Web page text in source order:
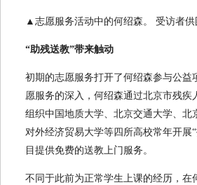
▲志愿服务活动中的何绍森。 受访者供
“助残送教”带来触动
初期的志愿服务打开了何绍森参与公益
愿服务的深入，何绍森通过北京市残疾
组织中国地质大学、北京交通大学、北
对外经济贸易大学等四所高校常年开展
目提供免费的送教上门服务。
不同于此前为正常学生上课的经历，在